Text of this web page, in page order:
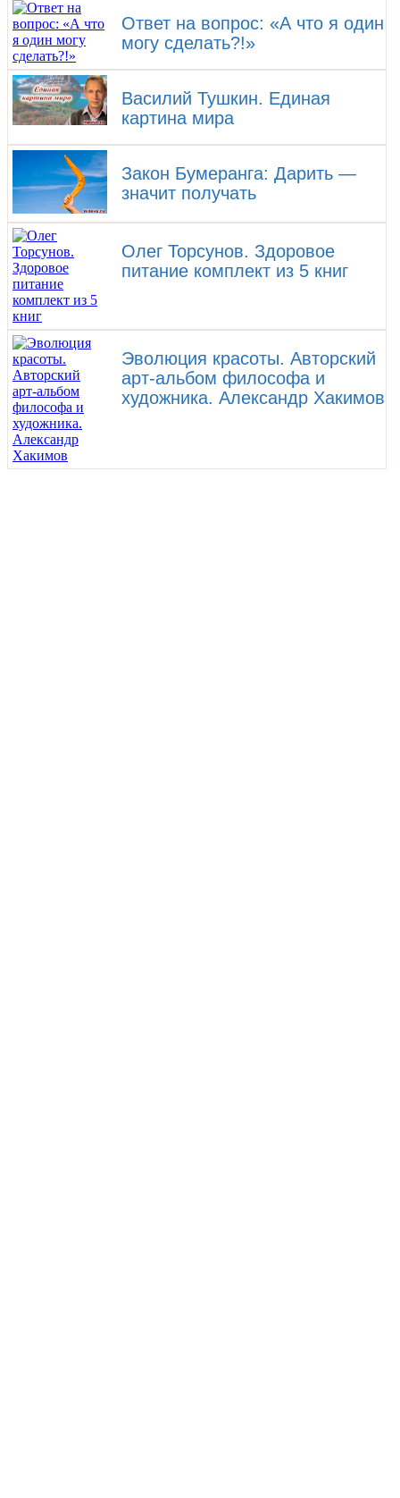
Ответ на вопрос: «А что я один
могу сделать?!»
Василий Тушкин. Единая
картина мира
Закон Бумеранга: Дарить —
значит получать
Олег Торсунов. Здоровое
питание комплект из 5 книг
Эволюция красоты. Авторский
арт-альбом философа и
художника. Александр Хакимов